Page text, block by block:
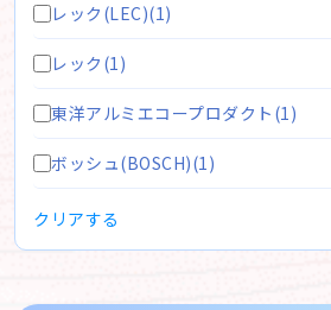
レック(LEC)(1)
レック(1)
東洋アルミエコープロダクト(1)
ボッシュ(BOSCH)(1)
クリアする